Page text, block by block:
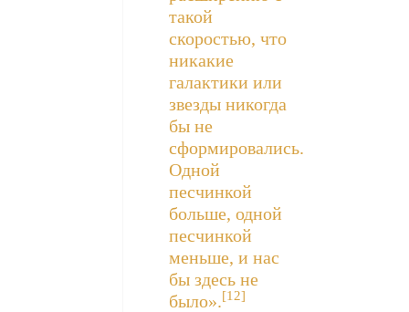
такой
скоростью, что
никакие
галактики или
звезды никогда
бы не
сформировались.
Одной
песчинкой
больше, одной
песчинкой
меньше, и нас
бы здесь не
было».[12]